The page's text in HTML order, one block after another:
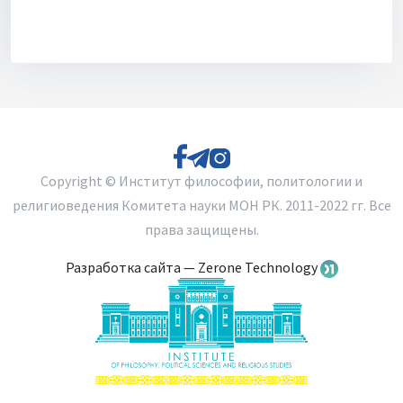
Copyright © Институт философии, политологии и
религиоведения Комитета науки МОН РК. 2011-2022 гг. Все
права защищены.
Разработка сайта — Zerone Technology